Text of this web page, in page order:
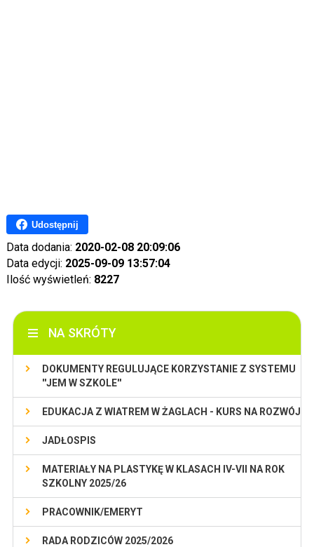
Udostępnij
Data dodania: 2020-02-08 20:09:06
Data edycji: 2025-09-09 13:57:04
Ilość wyświetleń: 8227
NA SKRÓTY
DOKUMENTY REGULUJĄCE KORZYSTANIE Z SYSTEMU
''JEM W SZKOLE''
EDUKACJA Z WIATREM W ŻAGLACH - KURS NA ROZWÓJ
JADŁOSPIS
MATERIAŁY NA PLASTYKĘ W KLASACH IV-VII NA ROK
SZKOLNY 2025/26
PRACOWNIK/EMERYT
RADA RODZICÓW 2025/2026